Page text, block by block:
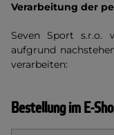
Verarbeitung der
Seven Sport s.r.o.
aufgrund
verarbeiten:
Bestellung im E-